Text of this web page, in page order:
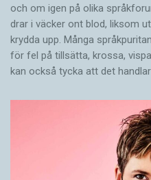
och om igen på olika
drar i väcker ont blod, liksom
krydda upp. Många
för fel på tillsätta, krossa,
kan också tycka att det